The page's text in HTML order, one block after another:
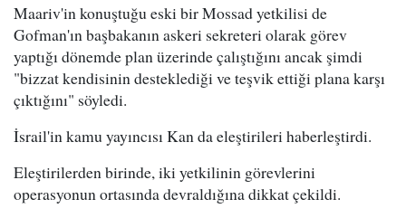
Maariv'in konuştuğu eski bir Mossad yetkilisi de
Gofman'ın başbakanın askeri sekreteri olarak görev
yaptığı dönemde plan üzerinde çalıştığını ancak şimdi
"bizzat kendisinin desteklediği ve teşvik ettiği plana karşı
çıktığını" söyledi.
İsrail'in kamu yayıncısı Kan da eleştirileri haberleştirdi.
Eleştirilerden birinde, iki yetkilinin görevlerini
operasyonun ortasında devraldığına dikkat çekildi.